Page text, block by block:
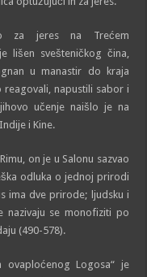
za jeres na Trećem
lišen svešteničkog čina,
u manastir do kraja
napustili sabor i
učenje naišlo je na
i Kine.
on je u Salonu sazvao
odluka o jednoj prirodi
ima dve prirode; ljudsku i
nazivaju se monofiziti po
(490-578).
ovaploćenog Logosa“ je